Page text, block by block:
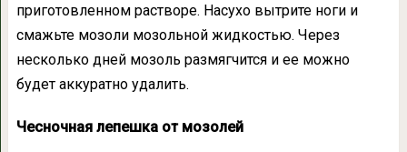
приготовленном растворе. Насухо вытрите ноги и
смажьте мозоли мозольной жидкостью. Через
несколько дней мозоль размягчится и ее можно
будет аккуратно удалить.
Чесночная лепешка от мозолей